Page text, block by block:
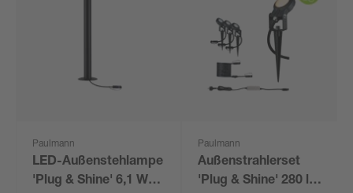
Paulmann
LED-Außenstehlampe
'Plug & Shine' 6,1 W
Paulmann
Außenstrahlerset
'Plug & Shine' 280 lm